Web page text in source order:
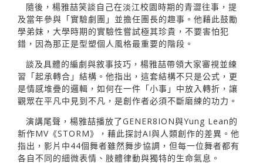
隨後，楊雅喆笑談自己在淡江校園時期的青澀往事，提
及當年參與「實驗劇團」並擔任團長的趣事。他藉此鼓勵
學弟妹，大學時期的實驗性嘗試極其珍貴，不要害怕犯
錯，因為那正是型塑個人風格最重要的階段。
談及具體的編劇與敘事技巧，楊雅喆帶領大家審視並練
習「起承轉合」結構。他指出，這套結構不只是公式，更
是情感堆疊的邏輯，如何在一件「小事」中放入轉折，讓
觀眾在平凡中見到不凡，是創作者必須不斷磨練的功力。
演講尾聲，楊雅喆播放了GENER8ION與Yung Lean的
新作MV《STORM》，藉此探討AI與人類創作的差異。他
指出，影片中44個舞者雖然舞步協調，但每一位舞者都有
各自不同的細微表情、肢體律動與獨特的生命氣息。